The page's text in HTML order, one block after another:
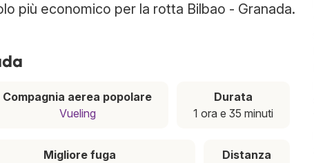
più economico per la rotta Bilbao - Granada.
Compagnia aerea popolare
Vueling
Durata
1 ora e 35 minuti
Migliore fuga
Distanza